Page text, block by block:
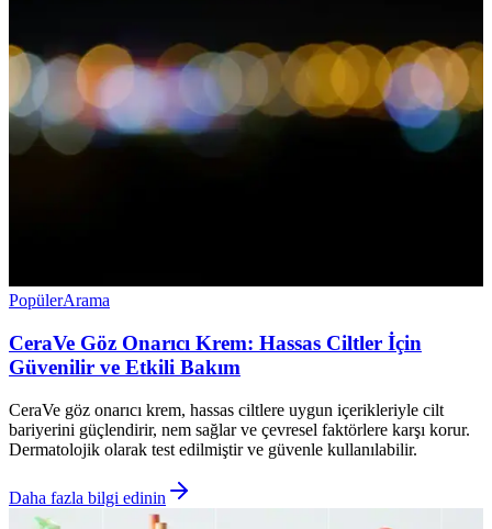
PopülerArama
CeraVe Göz Onarıcı Krem: Hassas Ciltler İçin
Güvenilir ve Etkili Bakım
CeraVe göz onarıcı krem, hassas ciltlere uygun içerikleriyle cilt
bariyerini güçlendirir, nem sağlar ve çevresel faktörlere karşı korur.
Dermatolojik olarak test edilmiştir ve güvenle kullanılabilir.
Daha fazla bilgi edinin